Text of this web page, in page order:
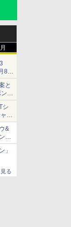
8日
が
と
ヒ
シ
ツ
&
ペ
」
ゃ
る